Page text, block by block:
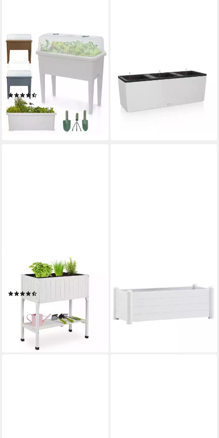
ONBEST
Hochbeet Kunststoff mit
Deckel 76x66,5x37cm,
wetterfest, inklusive
Gartenwerkzeug Set
(3)
54,99 €
lieferbar - in 3-4 Werktagen bei dir
(Komplettset)
167,00 €
lieferbar - in 2-3 Werktagen bei dir
RELAXDAYS
Hochbeet aus Tannenholz
(Bausatz, 1 St), weiß
59,99 € UVP99,99 €
-40%
lieferbar - in 2-3 Werktagen bei dir
PP Weiß 100x43x35 cm (1
lieferbar - in 4-5 Werktagen bei dir